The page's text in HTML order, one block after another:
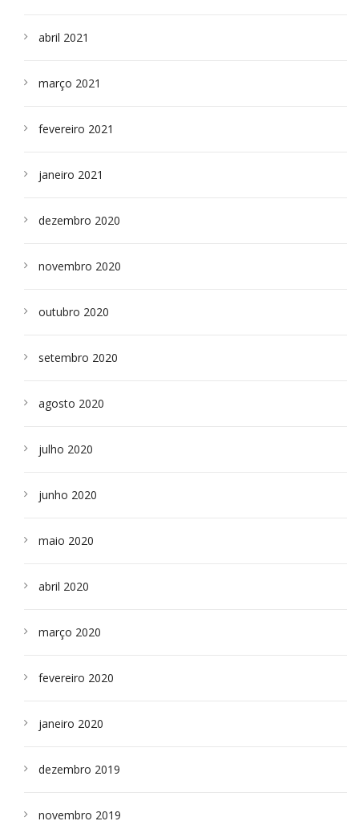
abril 2021
março 2021
fevereiro 2021
janeiro 2021
dezembro 2020
novembro 2020
outubro 2020
setembro 2020
agosto 2020
julho 2020
junho 2020
maio 2020
abril 2020
março 2020
fevereiro 2020
janeiro 2020
dezembro 2019
novembro 2019